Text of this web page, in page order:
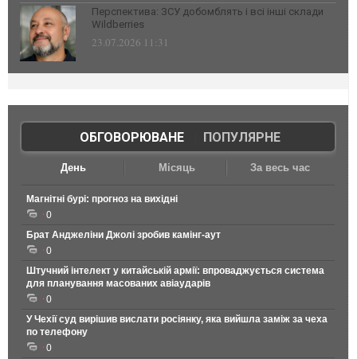
Перспектива: ЗСУ добомблять і всі інші склади
Wildberries
23.07.2026 11:31
ОБГОВОРЮВАНЕ| ПОПУЛЯРНЕ
День Місяць За весь час
Магнітні бурі: прогноз на вихідні
0
Брат Анджеліни Джолі зробив камінг-аут
0
Штучний інтелект у китайській армії: впроваджується система
для планування масованих авіаударів
0
У Чехії суд вирішив вислати росіянку, яка вийшла заміж за чеха
по телефону
0